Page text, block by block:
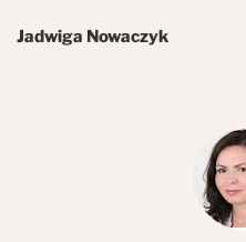
Jadwiga Nowaczyk